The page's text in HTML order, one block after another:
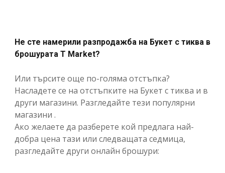
Не сте намерили разпродажба на Букет с тиква в
брошурата T Market?
Или търсите още по-голяма отстъпка?
Насладете се на отстъпките на Букет с тиква и в
други магазини. Разгледайте тези популярни
магазини .
Ако желаете да разберете кой предлага най-
добра цена тази или следващата седмица,
разгледайте други онлайн брошури: